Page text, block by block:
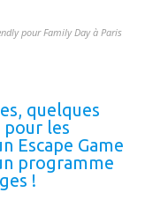
pour Family Day à Paris
quelques
pour les
Escape Game
programme
!